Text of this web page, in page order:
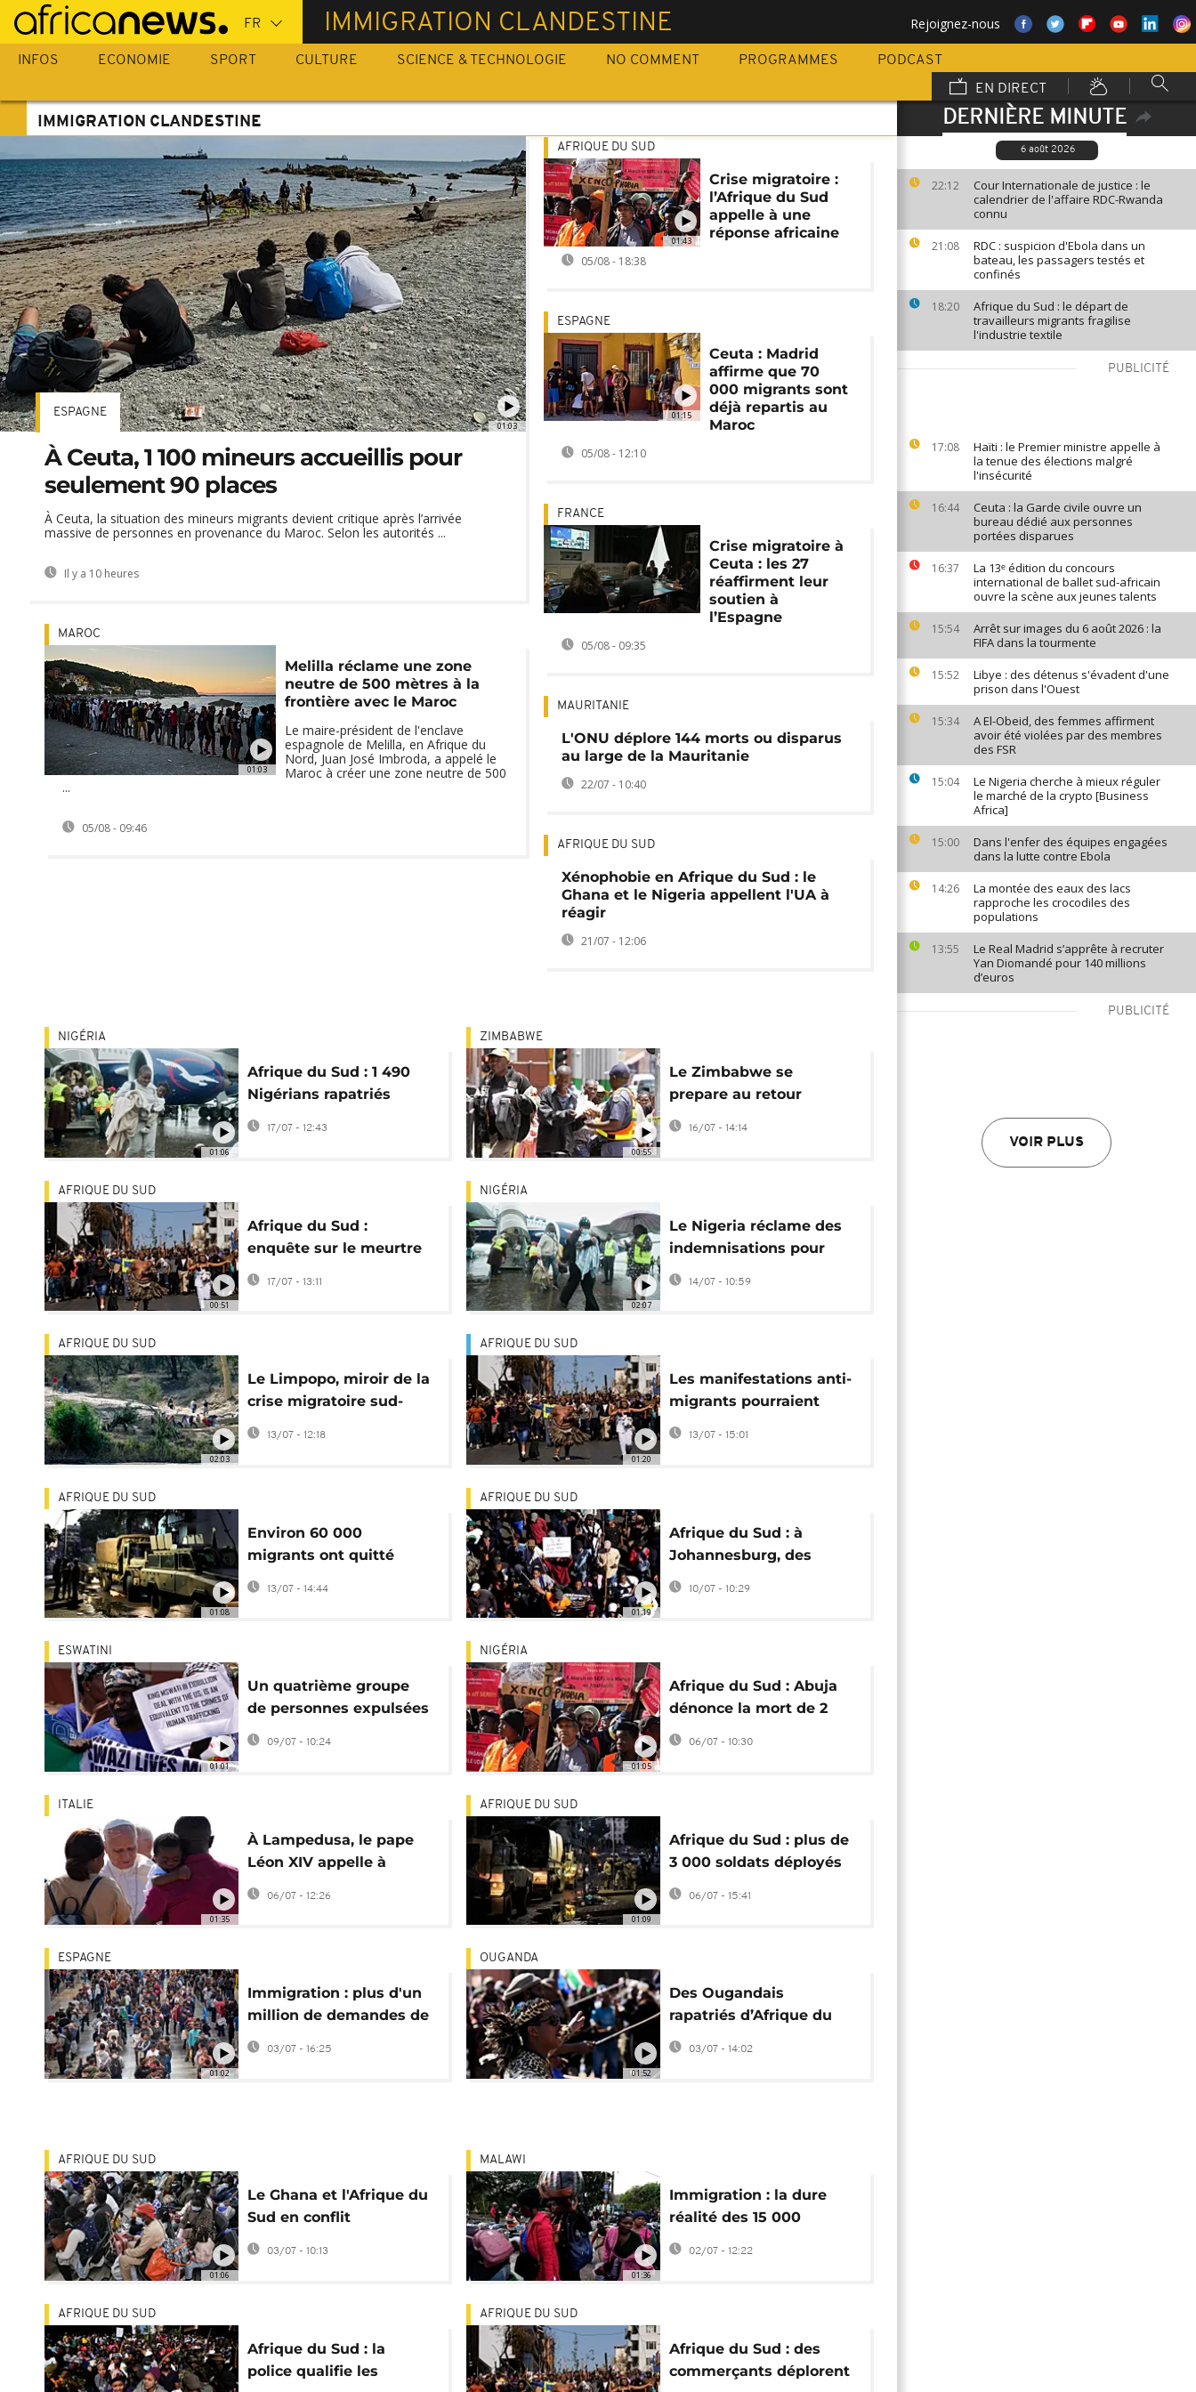
Passer
au
contenu
IMMIGRATION CLANDESTINE Rejoignez-nous
INFOS ECONOMIE SPORT CULTURE SCIENCE & TECHNOLOGIE NO COMMENT PROGRAMMES
PODCAST
EN DIRECT
DERNIÈRE MINUTE
6 août 2026
22:12
Cour Internationale de justice : le
calendrier de l'affaire RDC-Rwanda
connu
21:08
RDC : suspicion d'Ebola dans un
bateau, les passagers testés et
confinés
18:20
Afrique du Sud : le départ de
travailleurs migrants fragilise
l'industrie textile
PUBLICITÉ
17:08
Haïti : le Premier ministre appelle à
la tenue des élections malgré
l'insécurité
16:44
Ceuta : la Garde civile ouvre un
bureau dédié aux personnes
portées disparues
16:37
La 13ᵉ édition du concours
international de ballet sud-africain
ouvre la scène aux jeunes talents
15:54
Arrêt sur images du 6 août 2026 : la
FIFA dans la tourmente
15:52
Libye : des détenus s'évadent d'une
prison dans l'Ouest
15:34
A El-Obeid, des femmes affirment
avoir été violées par des membres
des FSR
15:04
Le Nigeria cherche à mieux réguler
le marché de la crypto [Business
Africa]
15:00
Dans l'enfer des équipes engagées
dans la lutte contre Ebola
14:26
La montée des eaux des lacs
rapproche les crocodiles des
populations
13:55
Le Real Madrid s’apprête à recruter
Yan Diomandé pour 140 millions
d’euros
PUBLICITÉ
VOIR PLUS
IMMIGRATION CLANDESTINE
01:03
ESPAGNE
À Ceuta, 1 100 mineurs accueillis pour
seulement 90 places
À Ceuta, la situation des mineurs migrants devient critique après l’arrivée
massive de personnes en provenance du Maroc. Selon les autorités ...
Il y a 10 heures
01:03
MAROC
Melilla réclame une zone
neutre de 500 mètres à la
frontière avec le Maroc
Le maire-président de l'enclave
espagnole de Melilla, en Afrique du
Nord, Juan José Imbroda, a appelé le
Maroc à créer une zone neutre de 500
...
05/08 - 09:46
01:43
AFRIQUE DU SUD
Crise migratoire :
l’Afrique du Sud
appelle à une
réponse africaine
05/08 - 18:38
01:15
ESPAGNE
Ceuta : Madrid
affirme que 70
000 migrants sont
déjà repartis au
Maroc
05/08 - 12:10
FRANCE
Crise migratoire à
Ceuta : les 27
réaffirment leur
soutien à
l’Espagne
05/08 - 09:35
MAURITANIE
L'ONU déplore 144 morts ou disparus
au large de la Mauritanie
22/07 - 10:40
AFRIQUE DU SUD
Xénophobie en Afrique du Sud : le
Ghana et le Nigeria appellent l'UA à
réagir
21/07 - 12:06
01:06
NIGÉRIA
Afrique du Sud : 1 490
Nigérians rapatriés
après les attaques
xénophobes
17/07 - 12:43
00:55
ZIMBABWE
Le Zimbabwe se
prepare au retour
massif d'émigrés fuyant
l'Afrique du Sud
16/07 - 14:14
00:51
AFRIQUE DU SUD
Afrique du Sud :
enquête sur le meurtre
d'un leader anti-
migrants
17/07 - 13:11
02:07
NIGÉRIA
Le Nigeria réclame des
indemnisations pour
ses rapatriés d'Afrique
du Sud
14/07 - 10:59
02:03
AFRIQUE DU SUD
Le Limpopo, miroir de la
crise migratoire sud-
africaine
13/07 - 12:18
01:20
AFRIQUE DU SUD
Les manifestations anti-
migrants pourraient
affecter l'économie sud-
africaine
13/07 - 15:01
01:08
AFRIQUE DU SUD
Environ 60 000
migrants ont quitté
l'Afrique du Sud depuis
début juin
13/07 - 14:44
01:19
AFRIQUE DU SUD
Afrique du Sud : à
Johannesburg, des
collectifs livrent des
immigrés à la police
10/07 - 10:29
01:01
ESWATINI
Un quatrième groupe
de personnes expulsées
des USA arrive en
09/07 - 10:24
01:05
NIGÉRIA
Afrique du Sud : Abuja
dénonce la mort de 2
migrants nigérians
06/07 - 10:30
01:35
ITALIE
À Lampedusa, le pape
Léon XIV appelle à
renforcer la protection
des migrants
06/07 - 12:26
01:09
AFRIQUE DU SUD
Afrique du Sud : plus de
3 000 soldats déployés
pour sécuriser les
marches anti-immigrés
06/07 - 15:41
01:02
ESPAGNE
Immigration : plus d'un
million de demandes de
régularisation en
03/07 - 16:25
01:52
OUGANDA
Des Ougandais
rapatriés d’Afrique du
Sud après des
03/07 - 14:02
01:06
AFRIQUE DU SUD
Le Ghana et l'Afrique du
Sud en conflit
diplomatique après la
mort d'un migrant
03/07 - 10:13
01:36
MALAWI
Immigration : la dure
réalité des 15 000
Malawiens rapatriés
d'Afrique du Sud
02/07 - 12:22
AFRIQUE DU SUD
Afrique du Sud : la
police qualifie les
AFRIQUE DU SUD
Afrique du Sud : des
commerçants déplorent